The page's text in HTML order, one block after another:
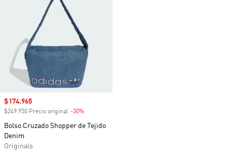
Precio de venta
$174.965
$249.950 Precio original -30%
Bolso Cruzado Shopper de Tejido
Denim
Originals